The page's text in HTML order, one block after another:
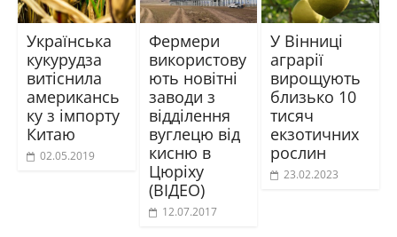
Українська
кукурудза
витіснила
американсь
ку з імпорту
Китаю
02.05.2019
Фермери
використову
ють новітні
заводи з
відділення
вуглецю від
кисню в
Цюріху
(ВІДЕО)
12.07.2017
У Вінниці
аграрії
вирощують
близько 10
тисяч
екзотичних
рослин
23.02.2023